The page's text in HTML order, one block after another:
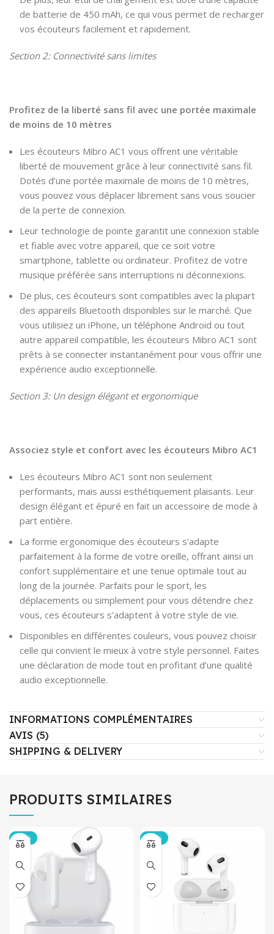
de batterie de 450 mAh, ce qui vous permet de recharger
vos écouteurs facilement et rapidement.
Section 2: Connectivité sans limites
Profitez de la liberté sans fil avec une portée maximale
de moins de 10 mètres
Les écouteurs Mibro AC1 vous offrent une véritable
liberté de mouvement grâce à leur connectivité sans fil.
Dotés d’une portée maximale de moins de 10 mètres,
vous pouvez vous déplacer librement sans vous soucier
de la perte de connexion.
Leur technologie de pointe garantit une connexion stable
et fiable avec votre appareil, que ce soit votre
smartphone, tablette ou ordinateur. Profitez de votre
musique préférée sans interruptions ni déconnexions.
De plus, ces écouteurs sont compatibles avec la plupart
des appareils Bluetooth disponibles sur le marché. Que
vous utilisiez un iPhone, un téléphone Android ou tout
autre appareil compatible, les écouteurs Mibro AC1 sont
prêts à se connecter instantanément pour vous offrir une
expérience audio exceptionnelle.
Section 3: Un design élégant et ergonomique
Associez style et confort avec les écouteurs Mibro AC1
Les écouteurs Mibro AC1 sont non seulement
performants, mais aussi esthétiquement plaisants. Leur
design élégant et épuré en fait un accessoire de mode à
part entière.
La forme ergonomique des écouteurs s’adapte
parfaitement à la forme de votre oreille, offrant ainsi un
confort supplémentaire et une tenue optimale tout au
long de la journée. Parfaits pour le sport, les
déplacements ou simplement pour vous détendre chez
vous, ces écouteurs s’adaptent à votre style de vie.
Disponibles en différentes couleurs, vous pouvez choisir
celle qui convient le mieux à votre style personnel. Faites
une déclaration de mode tout en profitant d’une qualité
audio exceptionnelle.
INFORMATIONS COMPLÉMENTAIRES
AVIS (5)
SHIPPING & DELIVERY
PRODUITS SIMILAIRES
-23% -50%